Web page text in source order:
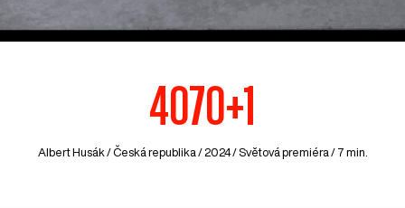
4070+1
Albert Husák /Česká republika / 2024 / Světová premiéra / 7 min.